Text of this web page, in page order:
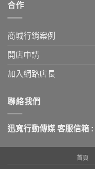
合作
商城行銷案例
開店申請
加入網路店長
聯絡我們
迅寬行動傳媒 客服信箱
首頁